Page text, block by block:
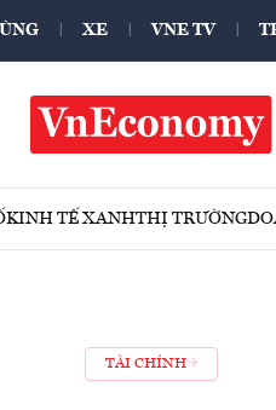
XE VNE TV
KINH TẾ XANHTHỊ TRƯỜNG
TÀI CHÍNH